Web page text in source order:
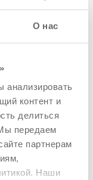
О нас
контент и
делиться
передаем
партнерам
Наши